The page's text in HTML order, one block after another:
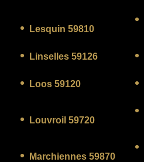
Lesquin 59810
Linselles 59126
Loos 59120
Louvroil 59720
Marchiennes 59870